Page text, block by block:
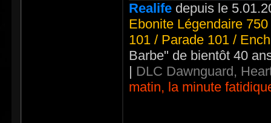
Realife depuis le
Ebonite Légendaire
101 / Parade 101 /
Barbe" de bientôt 40
| DLC Dawnguard,
matin, la minute